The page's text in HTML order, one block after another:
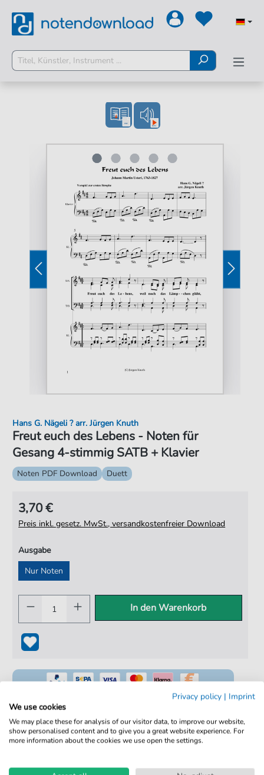
Freut euch des Lebens - Noten für
Gesang 4-stimmig SATB + Klavier
Hans G. Nägeli ? arr. Jürgen Knuth
Noten PDF Download Duett
3,70 €
Preis inkl. gesetz. MwSt., versandkostenfreier Download
Ausgabe
Nur Noten
In den Warenkorb
100% Legal & Lizenziert
Privacy policy | Imprint
We use cookies
We may place these for analysis of our visitor data, to improve our website,
show personalised content and to give you a great website experience. For
more information about the cookies we use open the settings.